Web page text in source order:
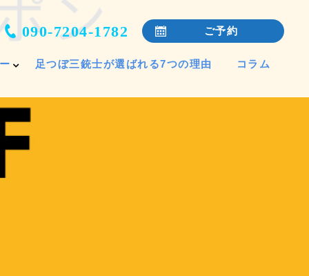
090-7204-1782 ご予約
足つぼ三銃士が選ばれる7つの理由 コラム